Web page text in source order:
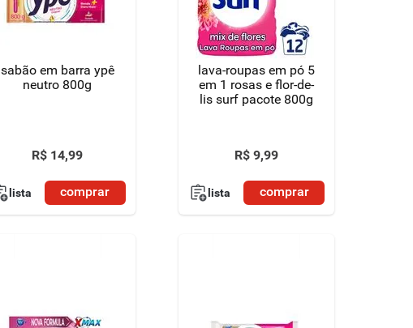
sabão em barra ypê
neutro 800g
R$ 14,99
lista comprar
lava-roupas em pó 5
em 1 rosas e flor-de-
lis surf pacote 800g
R$ 9,99
lista comprar